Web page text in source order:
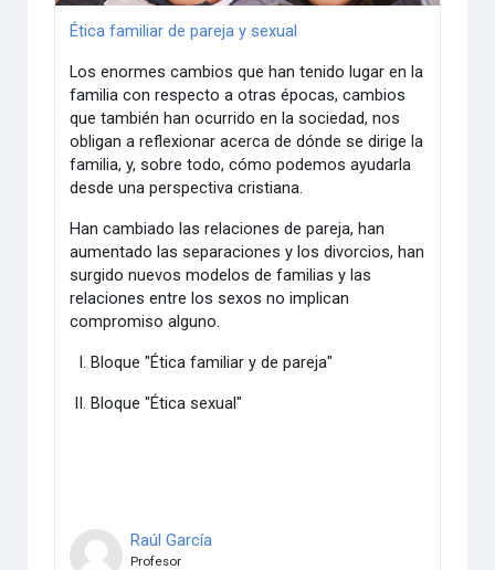
Ética familiar de pareja y sexual
Los enormes cambios que han tenido lugar en la
familia con respecto a otras épocas, cambios
que también han ocurrido en la sociedad, nos
obligan a reflexionar acerca de dónde se dirige la
familia, y, sobre todo, cómo podemos ayudarla
desde una perspectiva cristiana.
Han cambiado las relaciones de pareja, han
aumentado las separaciones y los divorcios, han
surgido nuevos modelos de familias y las
relaciones entre los sexos no implican
compromiso alguno.
I. Bloque "Ética familiar y de pareja"
II. Bloque "Ética sexual"
Raúl García
Profesor